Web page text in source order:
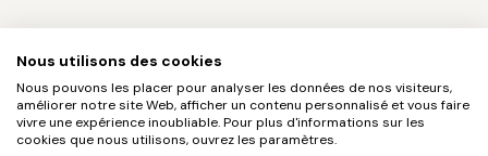
Nous utilisons des cookies
Nous pouvons les placer pour analyser les données de nos visiteurs,
améliorer notre site Web, afficher un contenu personnalisé et vous faire
vivre une expérience inoubliable. Pour plus d'informations sur les
cookies que nous utilisons, ouvrez les paramètres.